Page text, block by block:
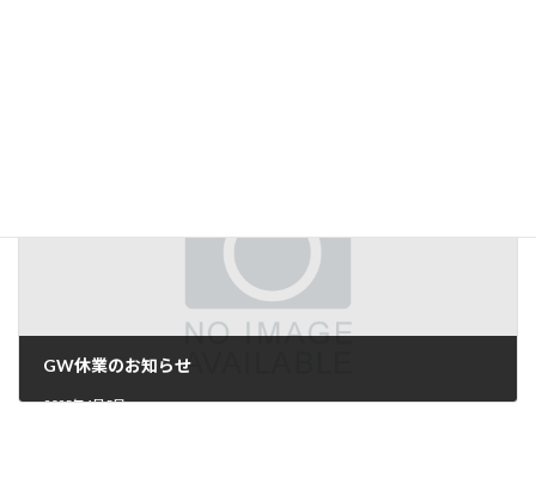
GW休業のお知らせ
2025年4月5日